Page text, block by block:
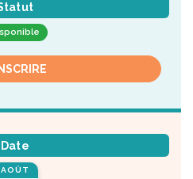
Date
AOÛT